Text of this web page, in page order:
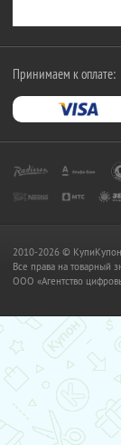
Принимаем к оплате:
2010-2026 ©
Все права на товарный
OOO «Агентство